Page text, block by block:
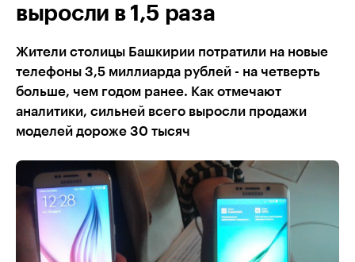
выросли в 1,5 раза
Жители столицы Башкирии потратили на новые
телефоны 3,5 миллиарда рублей - на четверть
больше, чем годом ранее. Как отмечают
аналитики, сильней всего выросли продажи
моделей дороже 30 тысяч